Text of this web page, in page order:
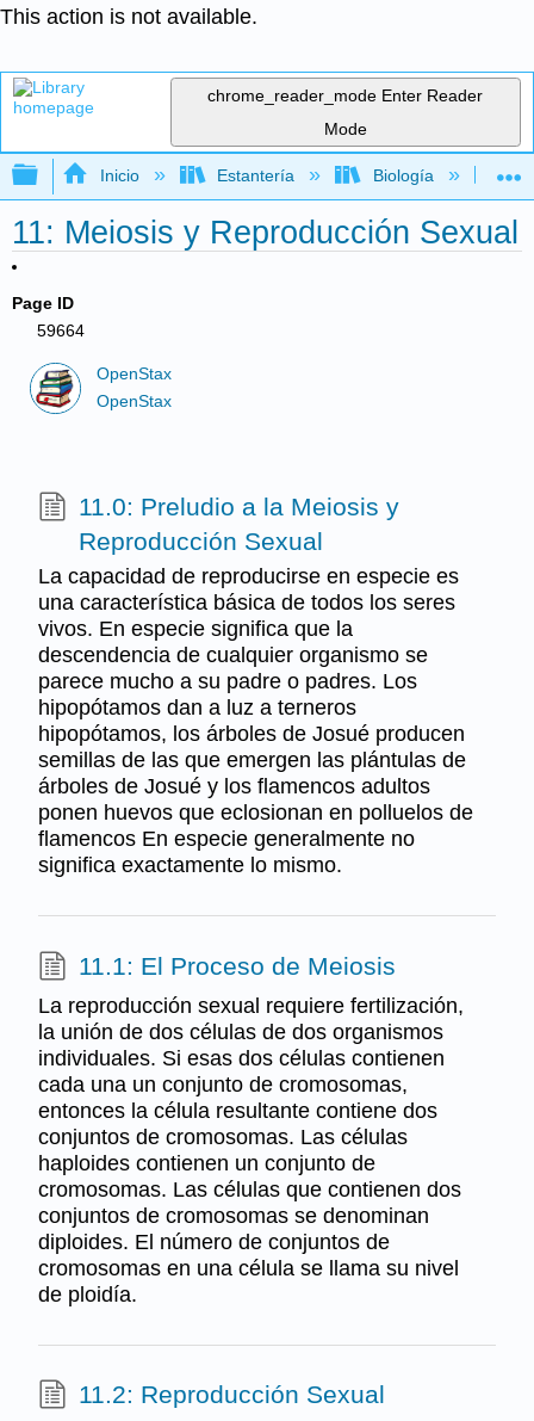
This action is not available.
chrome_reader_mode Enter Reader
Mode
Expandir/contraer jerarquía global
Inicio Estantería Biología
11: Meiosis y Reproducción Sexual
Page ID
59664
OpenStax
OpenStax
11.0: Preludio a la Meiosis y
Reproducción Sexual
La capacidad de reproducirse en especie es
una característica básica de todos los seres
vivos. En especie significa que la
descendencia de cualquier organismo se
parece mucho a su padre o padres. Los
hipopótamos dan a luz a terneros
hipopótamos, los árboles de Josué producen
semillas de las que emergen las plántulas de
árboles de Josué y los flamencos adultos
ponen huevos que eclosionan en polluelos de
flamencos En especie generalmente no
significa exactamente lo mismo.
11.1: El Proceso de Meiosis
La reproducción sexual requiere fertilización,
la unión de dos células de dos organismos
individuales. Si esas dos células contienen
cada una un conjunto de cromosomas,
entonces la célula resultante contiene dos
conjuntos de cromosomas. Las células
haploides contienen un conjunto de
cromosomas. Las células que contienen dos
conjuntos de cromosomas se denominan
diploides. El número de conjuntos de
cromosomas en una célula se llama su nivel
de ploidía.
11.2: Reproducción Sexual